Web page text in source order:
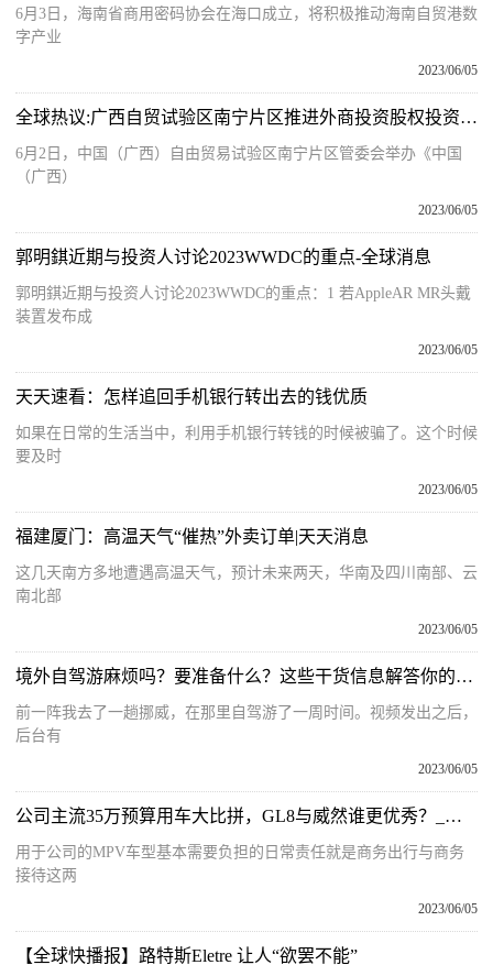
6月3日，海南省商用密码协会在海口成立，将积极推动海南自贸港数
字产业
2023/06/05
全球热议:广西自贸试验区南宁片区推进外商投资股权投资企业试点工作 累计注册7支QFLP基金规模超10亿美元
6月2日，中国（广西）自由贸易试验区南宁片区管委会举办《中国
（广西）
2023/06/05
郭明錤近期与投资人讨论2023WWDC的重点-全球消息
郭明錤近期与投资人讨论2023WWDC的重点：1 若AppleAR MR头戴
装置发布成
2023/06/05
天天速看：怎样追回手机银行转出去的钱优质
如果在日常的生活当中，利用手机银行转钱的时候被骗了。这个时候
要及时
2023/06/05
福建厦门：高温天气“催热”外卖订单|天天消息
这几天南方多地遭遇高温天气，预计未来两天，华南及四川南部、云
南北部
2023/06/05
境外自驾游麻烦吗？要准备什么？这些干货信息解答你的疑问！_环球关注
前一阵我去了一趟挪威，在那里自驾游了一周时间。视频发出之后，
后台有
2023/06/05
公司主流35万预算用车大比拼，GL8与威然谁更优秀？_视讯
用于公司的MPV车型基本需要负担的日常责任就是商务出行与商务
接待这两
2023/06/05
【全球快播报】路特斯Eletre 让人“欲罢不能”